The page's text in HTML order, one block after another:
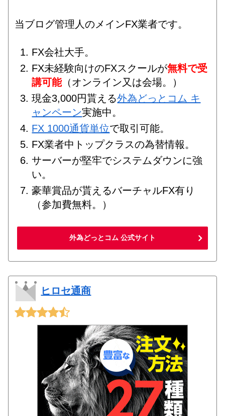
当ブログ管理人のメインFX業者です。
FX会社大手。
FX未経験向けのFXスクールが無料で受
講可能（オンライン又は会場。）
現金3,000円貰える外為どっとコム キ
ャンペーン実施中。
FX 1000通貨単位で取引可能。
FX業者中トップクラスの為替情報。
サーバーが堅牢でシステムダウンに強
い。
豪華賞品が貰えるバーチャルFX有り
（参加費無料。）
外為どっとコム 公式サイト
ヒロセ通商